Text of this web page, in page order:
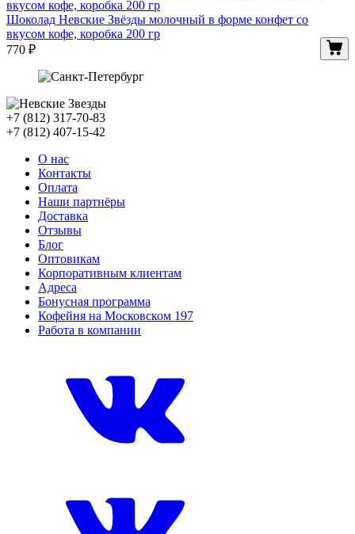
Шоколад Невские Звёзды молочный в форме конфет со
вкусом кофе, коробка 200 гр
770 ₽
+7 (812) 317-70-83
+7 (812) 407-15-42
О нас
Контакты
Оплата
Наши партнёры
Доставка
Отзывы
Блог
Оптовикам
Корпоративным клиентам
Адреса
Бонусная программа
Кофейня на Московском 197
Работа в компании